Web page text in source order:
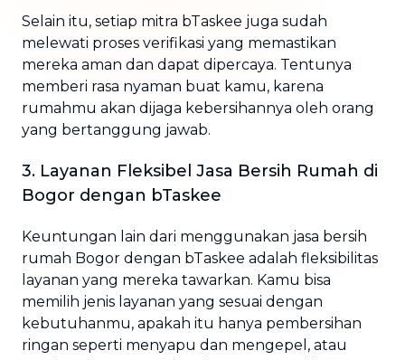
Selain itu, setiap mitra bTaskee juga sudah
melewati proses verifikasi yang memastikan
mereka aman dan dapat dipercaya. Tentunya
memberi rasa nyaman buat kamu, karena
rumahmu akan dijaga kebersihannya oleh orang
yang bertanggung jawab.
3. Layanan Fleksibel Jasa Bersih Rumah di
Bogor dengan bTaskee
Keuntungan lain dari menggunakan jasa bersih
rumah Bogor dengan bTaskee adalah fleksibilitas
layanan yang mereka tawarkan. Kamu bisa
memilih jenis layanan yang sesuai dengan
kebutuhanmu, apakah itu hanya pembersihan
ringan seperti menyapu dan mengepel, atau